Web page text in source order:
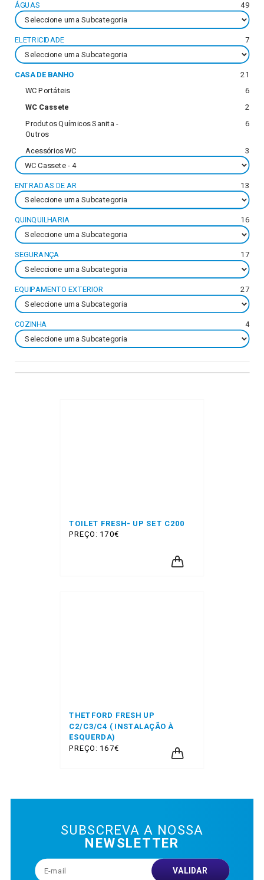
ÁGUAS 49
ELETRICIDADE 7
CASA DE BANHO 21
WC Portáteis 6
WC Cassete 2
Produtos Químicos Sanita -
Outros
6
Acessórios WC 3
ENTRADAS DE AR 13
QUINQUILHARIA 16
SEGURANÇA 17
EQUIPAMENTO EXTERIOR 27
COZINHA 4
TOILET FRESH- UP SET C200
PREÇO: 170€
THETFORD FRESH UP
C2/C3/C4 ( INSTALAÇÃO À
ESQUERDA)
PREÇO: 167€
SUBSCREVA A NOSSA
NEWSLETTER
VALIDAR